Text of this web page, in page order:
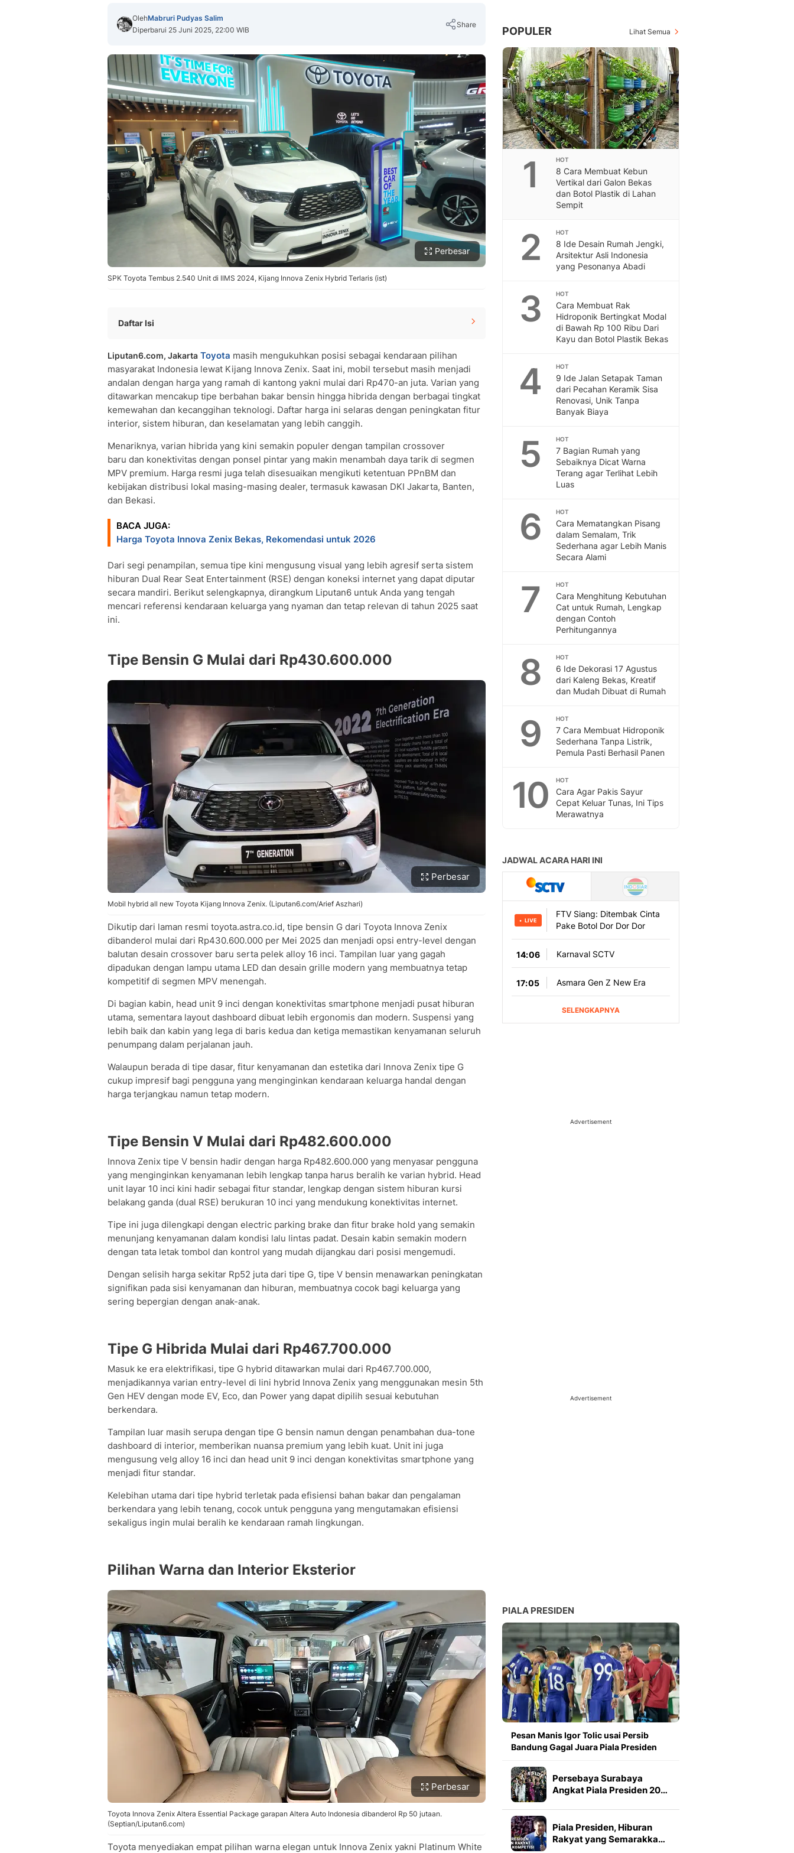
OlehMabruri Pudyas Salim
Diperbarui 25 Juni 2025, 22:00 WIB
Share
Copy Link
Perbesar
SPK Toyota Tembus 2.540 Unit di IIMS 2024, Kijang Innova Zenix Hybrid Terlaris (ist)
Daftar Isi
Tipe Bensin V Mulai dari Rp482.600.000
Tipe G Hibrida Mulai dari Rp467.700.000
Pilihan Warna dan Interior Eksterior
Toyota Safety Sense: Fitur Keamanan Modern di Semua Varian Hybrid Q
Platform TNGA dan Teknologi Hybrid Generasi ke-5: Revolusi Kinerja Innova Zenix
Daftar Harga Toyota Innova Zenix Terbaru Juni 2025
• Varian Bensin
• Varian Hybrid (HV)
• Varian Khusus
Pertanyaan dan Jawaban Seputar Toyota Innova Zenix Mei 2025
• Q: Berapa harga Toyota Innova Zenix terbaru Mei 2025?
• Q: Fitur apa yang membedakan tipe Q Hybrid dengan tipe lainnya?
• Q: Apakah semua tipe sudah dilengkapi head unit besar?
• Q: Apa perbedaan utama antara varian bensin dan hybrid pada Innova Zenix?
• Q: Berapa garansi yang diberikan untuk baterai hybrid Innova Zenix?
• Q: Fitur keselamatan apa saja yang tersedia di varian tertinggi?
Liputan6.com, Jakarta Toyota masih mengukuhkan posisi sebagai kendaraan pilihan
masyarakat Indonesia lewat Kijang Innova Zenix. Saat ini, mobil tersebut masih menjadi
andalan dengan harga yang ramah di kantong yakni mulai dari Rp470-an juta. Varian yang
ditawarkan mencakup tipe berbahan bakar bensin hingga hibrida dengan berbagai tingkat
kemewahan dan kecanggihan teknologi. Daftar harga ini selaras dengan peningkatan fitur
interior, sistem hiburan, dan keselamatan yang lebih canggih.
Menariknya, varian hibrida yang kini semakin populer dengan tampilan crossover
baru dan konektivitas dengan ponsel pintar yang makin menambah daya tarik di segmen
MPV premium. Harga resmi juga telah disesuaikan mengikuti ketentuan PPnBM dan
kebijakan distribusi lokal masing-masing dealer, termasuk kawasan DKI Jakarta, Banten,
dan Bekasi.
BACA JUGA:
Harga Toyota Innova Zenix Bekas, Rekomendasi untuk 2026
Dari segi penampilan, semua tipe kini mengusung visual yang lebih agresif serta sistem
hiburan Dual Rear Seat Entertainment (RSE) dengan koneksi internet yang dapat diputar
secara mandiri. Berikut selengkapnya, dirangkum Liputan6 untuk Anda yang tengah
mencari referensi kendaraan keluarga yang nyaman dan tetap relevan di tahun 2025 saat
ini.
Tipe Bensin G Mulai dari Rp430.600.000
Perbesar
Mobil hybrid all new Toyota Kijang Innova Zenix. (Liputan6.com/Arief Aszhari)
Dikutip dari laman resmi toyota.astra.co.id, tipe bensin G dari Toyota Innova Zenix
dibanderol mulai dari Rp430.600.000 per Mei 2025 dan menjadi opsi entry-level dengan
balutan desain crossover baru serta pelek alloy 16 inci. Tampilan luar yang gagah
dipadukan dengan lampu utama LED dan desain grille modern yang membuatnya tetap
kompetitif di segmen MPV menengah.
Di bagian kabin, head unit 9 inci dengan konektivitas smartphone menjadi pusat hiburan
utama, sementara layout dashboard dibuat lebih ergonomis dan modern. Suspensi yang
lebih baik dan kabin yang lega di baris kedua dan ketiga memastikan kenyamanan seluruh
penumpang dalam perjalanan jauh.
Walaupun berada di tipe dasar, fitur kenyamanan dan estetika dari Innova Zenix tipe G
cukup impresif bagi pengguna yang menginginkan kendaraan keluarga handal dengan
harga terjangkau namun tetap modern.
Tipe Bensin V Mulai dari Rp482.600.000
Innova Zenix tipe V bensin hadir dengan harga Rp482.600.000 yang menyasar pengguna
yang menginginkan kenyamanan lebih lengkap tanpa harus beralih ke varian hybrid. Head
unit layar 10 inci kini hadir sebagai fitur standar, lengkap dengan sistem hiburan kursi
belakang ganda (dual RSE) berukuran 10 inci yang mendukung konektivitas internet.
Tipe ini juga dilengkapi dengan electric parking brake dan fitur brake hold yang semakin
menunjang kenyamanan dalam kondisi lalu lintas padat. Desain kabin semakin modern
dengan tata letak tombol dan kontrol yang mudah dijangkau dari posisi mengemudi.
Dengan selisih harga sekitar Rp52 juta dari tipe G, tipe V bensin menawarkan peningkatan
signifikan pada sisi kenyamanan dan hiburan, membuatnya cocok bagi keluarga yang
sering bepergian dengan anak-anak.
Tipe G Hibrida Mulai dari Rp467.700.000
Masuk ke era elektrifikasi, tipe G hybrid ditawarkan mulai dari Rp467.700.000,
menjadikannya varian entry-level di lini hybrid Innova Zenix yang menggunakan mesin 5th
Gen HEV dengan mode EV, Eco, dan Power yang dapat dipilih sesuai kebutuhan
berkendara.
Tampilan luar masih serupa dengan tipe G bensin namun dengan penambahan dua-tone
dashboard di interior, memberikan nuansa premium yang lebih kuat. Unit ini juga
mengusung velg alloy 16 inci dan head unit 9 inci dengan konektivitas smartphone yang
menjadi fitur standar.
Kelebihan utama dari tipe hybrid terletak pada efisiensi bahan bakar dan pengalaman
berkendara yang lebih tenang, cocok untuk pengguna yang mengutamakan efisiensi
sekaligus ingin mulai beralih ke kendaraan ramah lingkungan.
Pilihan Warna dan Interior Eksterior
Perbesar
Toyota Innova Zenix Altera Essential Package garapan Altera Auto Indonesia dibanderol Rp 50 jutaan.
(Septian/Liputan6.com)
Toyota menyediakan empat pilihan warna elegan untuk Innova Zenix yakni Platinum White
POPULER Lihat Semua
1 HOT
8 Cara Membuat Kebun
Vertikal dari Galon Bekas
dan Botol Plastik di Lahan
Sempit
2 HOT
8 Ide Desain Rumah Jengki,
Arsitektur Asli Indonesia
yang Pesonanya Abadi
3 HOT
Cara Membuat Rak
Hidroponik Bertingkat Modal
di Bawah Rp 100 Ribu Dari
Kayu dan Botol Plastik Bekas
4 HOT
9 Ide Jalan Setapak Taman
dari Pecahan Keramik Sisa
Renovasi, Unik Tanpa
Banyak Biaya
5 HOT
7 Bagian Rumah yang
Sebaiknya Dicat Warna
Terang agar Terlihat Lebih
Luas
6 HOT
Cara Mematangkan Pisang
dalam Semalam, Trik
Sederhana agar Lebih Manis
Secara Alami
7 HOT
Cara Menghitung Kebutuhan
Cat untuk Rumah, Lengkap
dengan Contoh
Perhitungannya
8 HOT
6 Ide Dekorasi 17 Agustus
dari Kaleng Bekas, Kreatif
dan Mudah Dibuat di Rumah
9 HOT
7 Cara Membuat Hidroponik
Sederhana Tanpa Listrik,
Pemula Pasti Berhasil Panen
10 HOT
Cara Agar Pakis Sayur
Cepat Keluar Tunas, Ini Tips
Merawatnya
Advertisement
Advertisement
PIALA PRESIDEN
Pesan Manis Igor Tolic usai Persib
Bandung Gagal Juara Piala Presiden
Persebaya Surabaya
Angkat Piala Presiden 20…
Piala Presiden, Hiburan
Rakyat yang Semarakka…